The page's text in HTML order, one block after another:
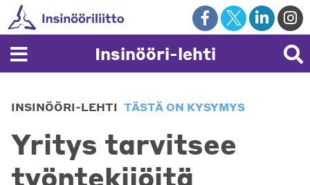
Skip
to
content
Insinööri-lehti
INSINÖÖRI-LEHTI TÄSTÄ ON KYSYMYS
Yritys tarvitsee
työntekijöitä